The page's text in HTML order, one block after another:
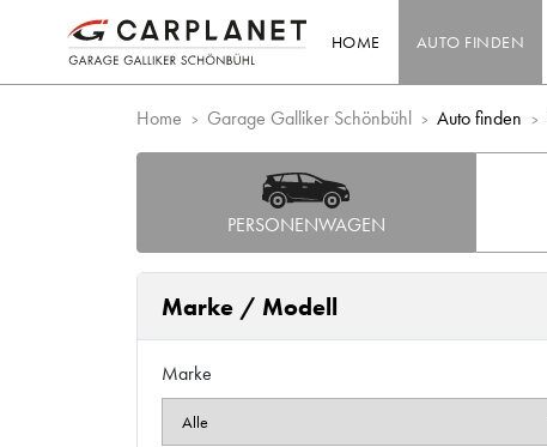
HOME AUTO FINDEN
Home Garage Galliker Schönbühl Auto finden
PERSONENWAGEN
Marke / Modell
Marke